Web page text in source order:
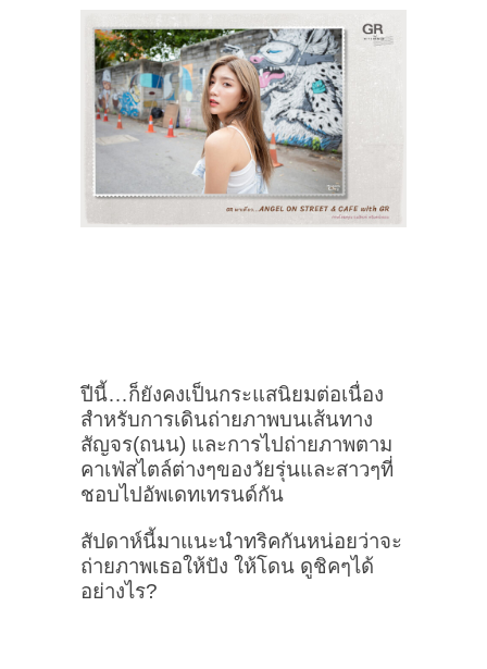
ปีนี้…ก็ยังคงเป็นกระแสนิยมต่อเนื่อง
สำหรับการเดินถ่ายภาพบนเส้นทาง
สัญจร(ถนน) และการไปถ่ายภาพตาม
คาเฟ่สไตล์ต่างๆของวัยรุ่นและสาวๆที่
ชอบไปอัพเดทเทรนด์กัน
สัปดาห์นี้มาแนะนำทริคกันหน่อยว่าจะ
ถ่ายภาพเธอให้ปัง ให้โดน ดูชิคๆได้
อย่างไร?